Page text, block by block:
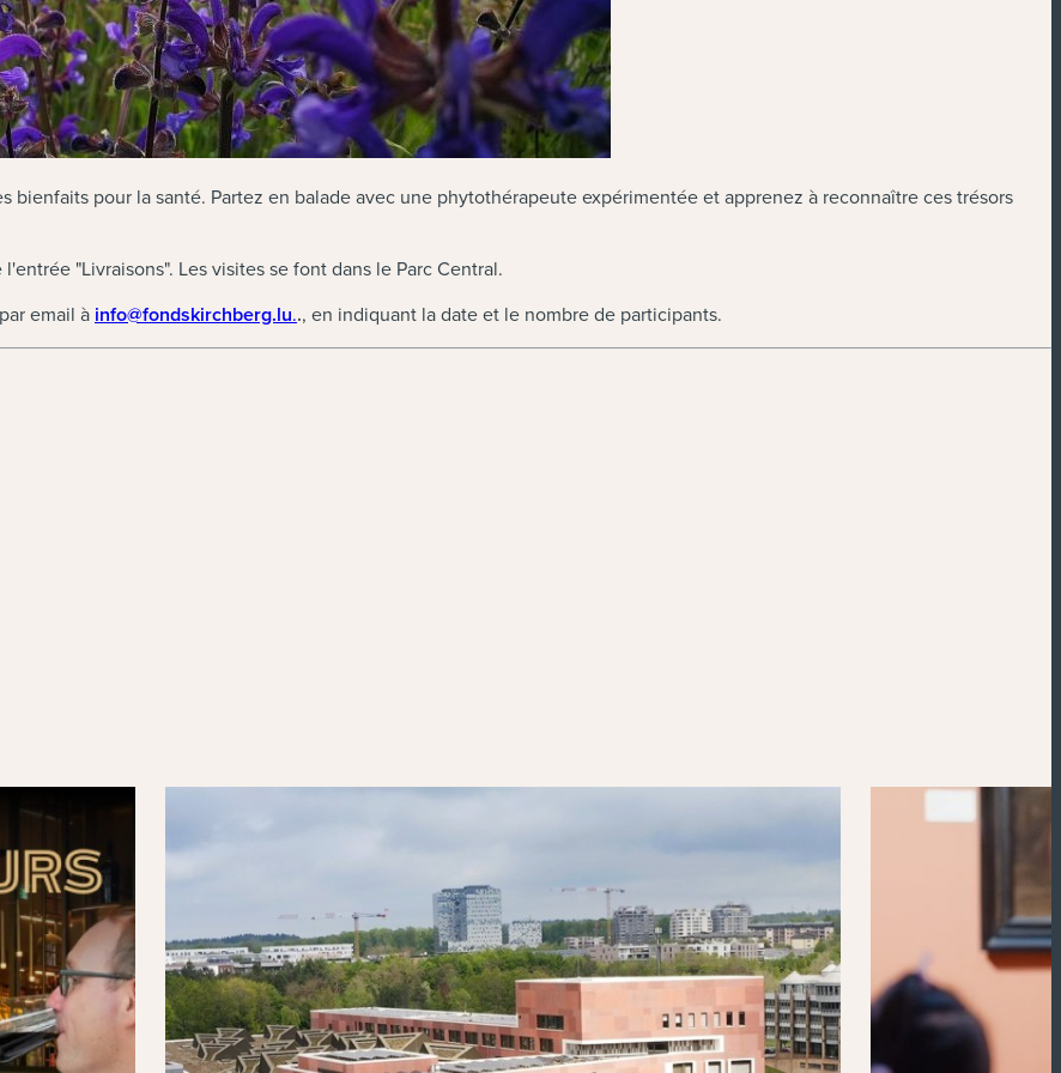
bienfaits pour la santé. Partez en balade avec une phytothérapeute expérimentée et apprenez à reconnaître ces trésors
"Livraisons". Les visites se font dans le Parc Central.
email à info@fondskirchberg.lu.(neues Fenster)
., en indiquant la date et le nombre de participants.